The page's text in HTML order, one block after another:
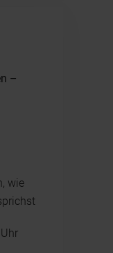
–
wie